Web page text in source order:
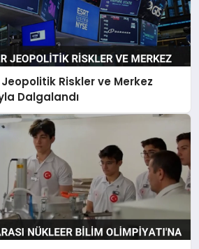
Riskler ve Merkez
Dalgalandı